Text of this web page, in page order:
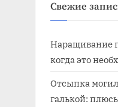
Свежие
Наращивание
когда это
Отсыпка
галькой: